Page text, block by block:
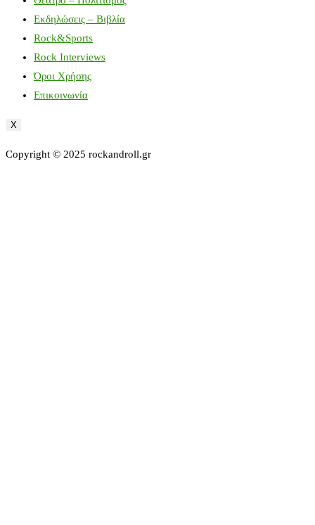
Εκδηλώσεις – Βιβλία
Rock&Sports
Rock Interviews
Όροι Χρήσης
Επικοινωνία
X
Copyright © 2025 rockandroll.gr